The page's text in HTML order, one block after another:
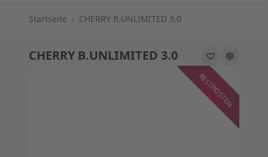
Startseite › CHERRY B.UNLIMITED 3.0
CHERRY B.UNLIMITED 3.0
RESTPOSTEN